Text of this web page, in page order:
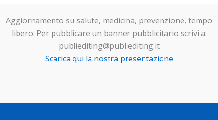
Aggiornamento su salute, medicina, prevenzione, tempo
libero. Per pubblicare un banner pubblicitario scrivi a:
publiediting@publiediting.it
Scarica qui la nostra presentazione